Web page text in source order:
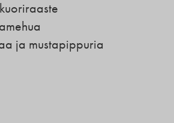
ja mustapippuria